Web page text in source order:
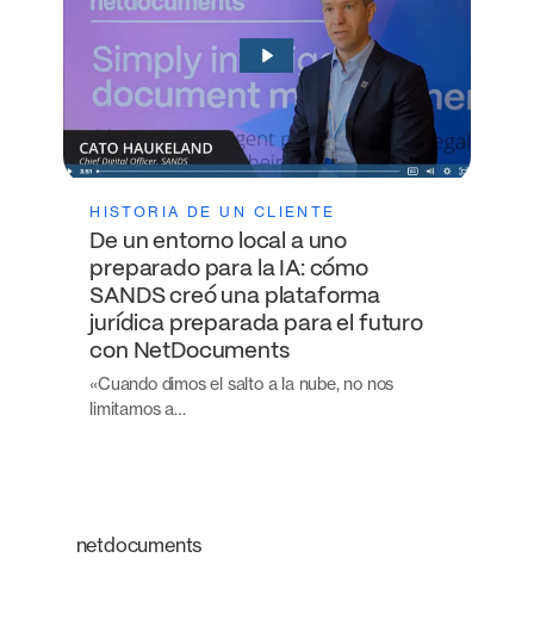
HISTORIA DE UN CLIENTE
De un entorno local a uno
preparado para la IA: cómo
SANDS creó una plataforma
jurídica preparada para el futuro
con NetDocuments
«Cuando dimos el salto a la nube, no nos
limitamos a…
netdocuments